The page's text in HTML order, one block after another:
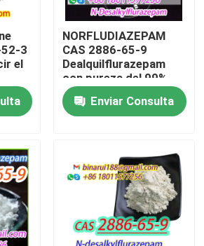
diarias
las sustancias químicas inorgánicas
finos
3
el
NORFLUDIAZEPAM
CAS 2886-65-9
Dealquilflurazepam
con pureza del 99%
Enviar Consulta